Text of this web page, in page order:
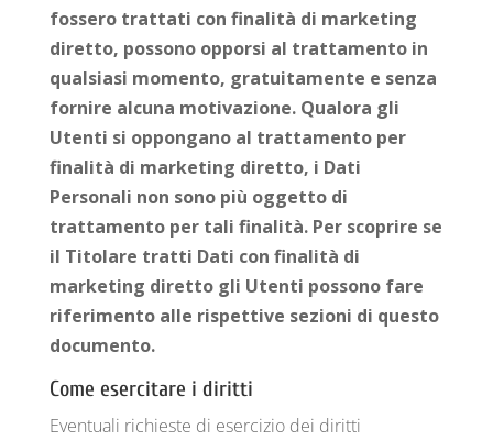
fossero trattati con finalità di marketing
diretto, possono opporsi al trattamento in
qualsiasi momento, gratuitamente e senza
fornire alcuna motivazione. Qualora gli
Utenti si oppongano al trattamento per
finalità di marketing diretto, i Dati
Personali non sono più oggetto di
trattamento per tali finalità. Per scoprire se
il Titolare tratti Dati con finalità di
marketing diretto gli Utenti possono fare
riferimento alle rispettive sezioni di questo
documento.
Come esercitare i diritti
Eventuali richieste di esercizio dei diritti